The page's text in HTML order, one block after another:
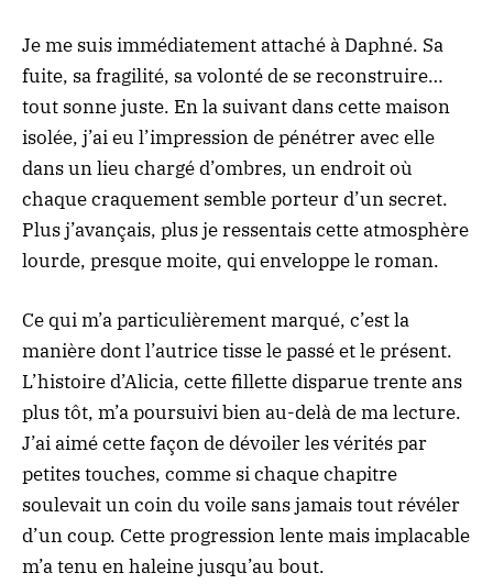
Je me suis immédiatement attaché à Daphné. Sa
fuite, sa fragilité, sa volonté de se reconstruire…
tout sonne juste. En la suivant dans cette maison
isolée, j’ai eu l’impression de pénétrer avec elle
dans un lieu chargé d’ombres, un endroit où
chaque craquement semble porteur d’un secret.
Plus j’avançais, plus je ressentais cette atmosphère
lourde, presque moite, qui enveloppe le roman.
Ce qui m’a particulièrement marqué, c’est la
manière dont l’autrice tisse le passé et le présent.
L’histoire d’Alicia, cette fillette disparue trente ans
plus tôt, m’a poursuivi bien au-delà de ma lecture.
J’ai aimé cette façon de dévoiler les vérités par
petites touches, comme si chaque chapitre
soulevait un coin du voile sans jamais tout révéler
d’un coup. Cette progression lente mais implacable
m’a tenu en haleine jusqu’au bout.